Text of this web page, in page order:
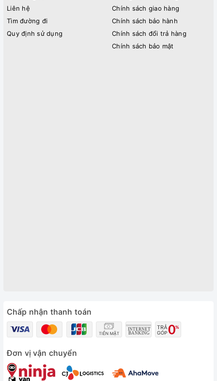
Liên hệ
Tìm đường đi
Quy định sử dụng
Chính sách giao hàng
Chính sách bảo hành
Chính sách đổi trả hàng
Chính sách bảo mật
Chấp nhận thanh toán
Đơn vị vận chuyển